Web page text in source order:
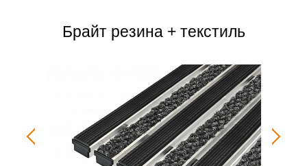
Брайт резина + текстиль